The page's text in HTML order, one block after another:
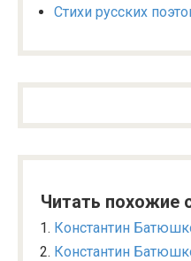
Стихи русских
Читать похожие
Константин
Константин